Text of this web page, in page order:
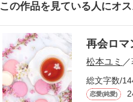
この作品を見ている人にオ
再会ロマ
松本ユミ
総文字数/
恋愛(純愛)